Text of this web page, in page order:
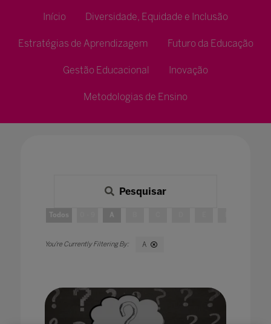
Início Diversidade, Equidade e Inclusão
Estratégias de Aprendizagem Futuro da Educação
Gestão Educacional Inovação
Metodologias de Ensino
Pesquisar
Todos A
A